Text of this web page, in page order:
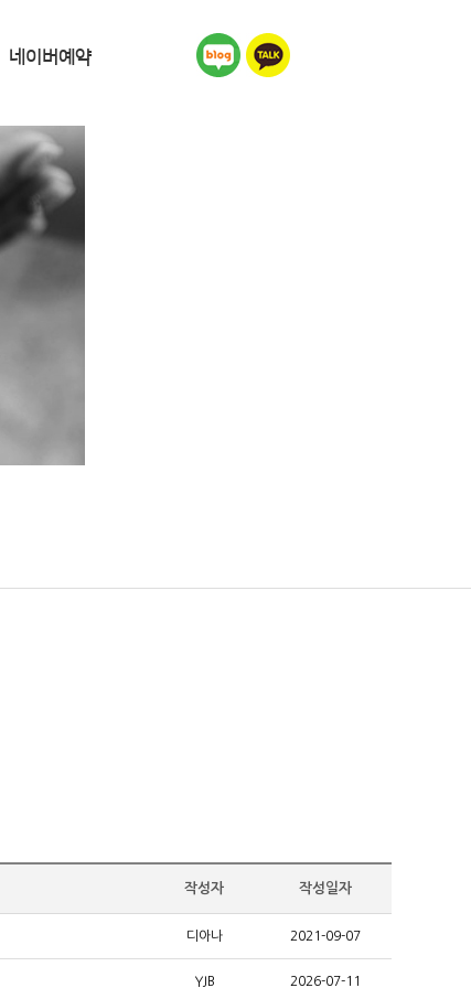
네이버예약
작성자 작성일자
디아나 2021-09-07
YJB 2026-07-11